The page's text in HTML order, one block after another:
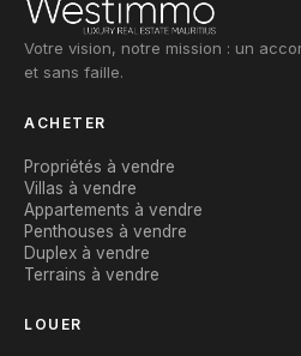
Votre vision, notre mission : un
et sans faille.
ACHETER
Propriétés à vendre
Villas à vendre
Appartements à vendre
Penthouses à vendre
Duplex à vendre
Terrains à vendre
LOUER